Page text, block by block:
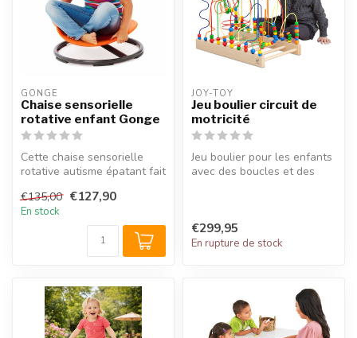
GONGE
Chaise sensorielle
rotative enfant Gonge
Cette chaise sensorielle
rotative autisme épatant fait
€135,00 €127,90
En stock
JOY-TOY
Jeu boulier circuit de
motricité
Jeu boulier pour les enfants
avec des boucles et des
€299,95
En rupture de stock